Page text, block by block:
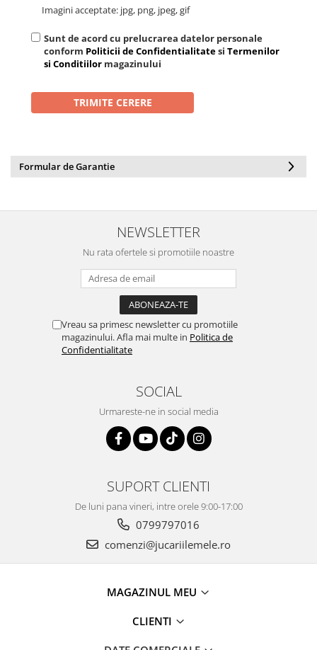
Imagini acceptate: jpg, png, jpeg, gif
Sunt de acord cu prelucrarea datelor personale
conform Politicii de Confidentialitatesi Termenilor
si Conditiilor magazinului
Formular de Garantie
NEWSLETTER
Nu rata ofertele si promotiile noastre
Vreau sa primesc newsletter cu promotiile
magazinului. Afla mai multe in Politica de
Confidentialitate
SOCIAL
Urmareste-ne in social media
SUPORT CLIENTI
De luni pana vineri, intre orele 9:00-17:00
0799797016
comenzi@jucariilemele.ro
MAGAZINUL MEU
CLIENTI